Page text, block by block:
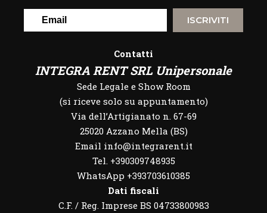
ISCRIVITI
Contatti
INTEGRA RENT SRL Unipersonale
Sede Legale e Show Room
(si riceve solo su appuntamento)
Via dell’Artigianato n. 67-69
25020 Azzano Mella (BS)
Email info@integrarent.it
Tel. +390309748935
WhatsApp +393703610385
Dati fiscali
C.F. / Reg. Imprese BS 04733800983